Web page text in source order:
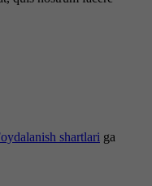
shartlari ga